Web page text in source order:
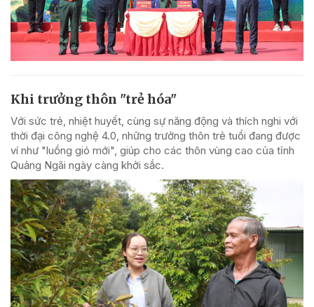
Khi trưởng thôn "trẻ hóa"
Với sức trẻ, nhiệt huyết, cùng sự năng động và thích nghi với
thời đại công nghệ 4.0, những trưởng thôn trẻ tuổi đang được
ví như "luồng gió mới", giúp cho các thôn vùng cao của tỉnh
Quảng Ngãi ngày càng khởi sắc.